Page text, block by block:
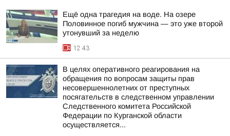
Ещё одна трагедия на воде. На озере
Половинное погиб мужчина — это уже второй
утонувший за неделю
12:43
В целях оперативного реагирования на
обращения по вопросам защиты прав
несовершеннолетних от преступных
посягательств в следственном управлении
Следственного комитета Российской
Федерации по Курганской области
осуществляется...